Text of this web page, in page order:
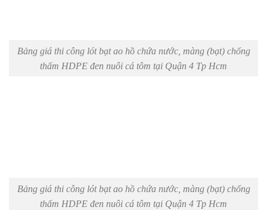
Bảng giá thi công lót bạt ao hồ chứa nước, màng (bạt) chống
thấm HDPE đen nuôi cá tôm tại Quận 4 Tp Hcm
Bảng giá thi công lót bạt ao hồ chứa nước, màng (bạt) chống
thấm HDPE đen nuôi cá tôm tại Quận 4 Tp Hcm